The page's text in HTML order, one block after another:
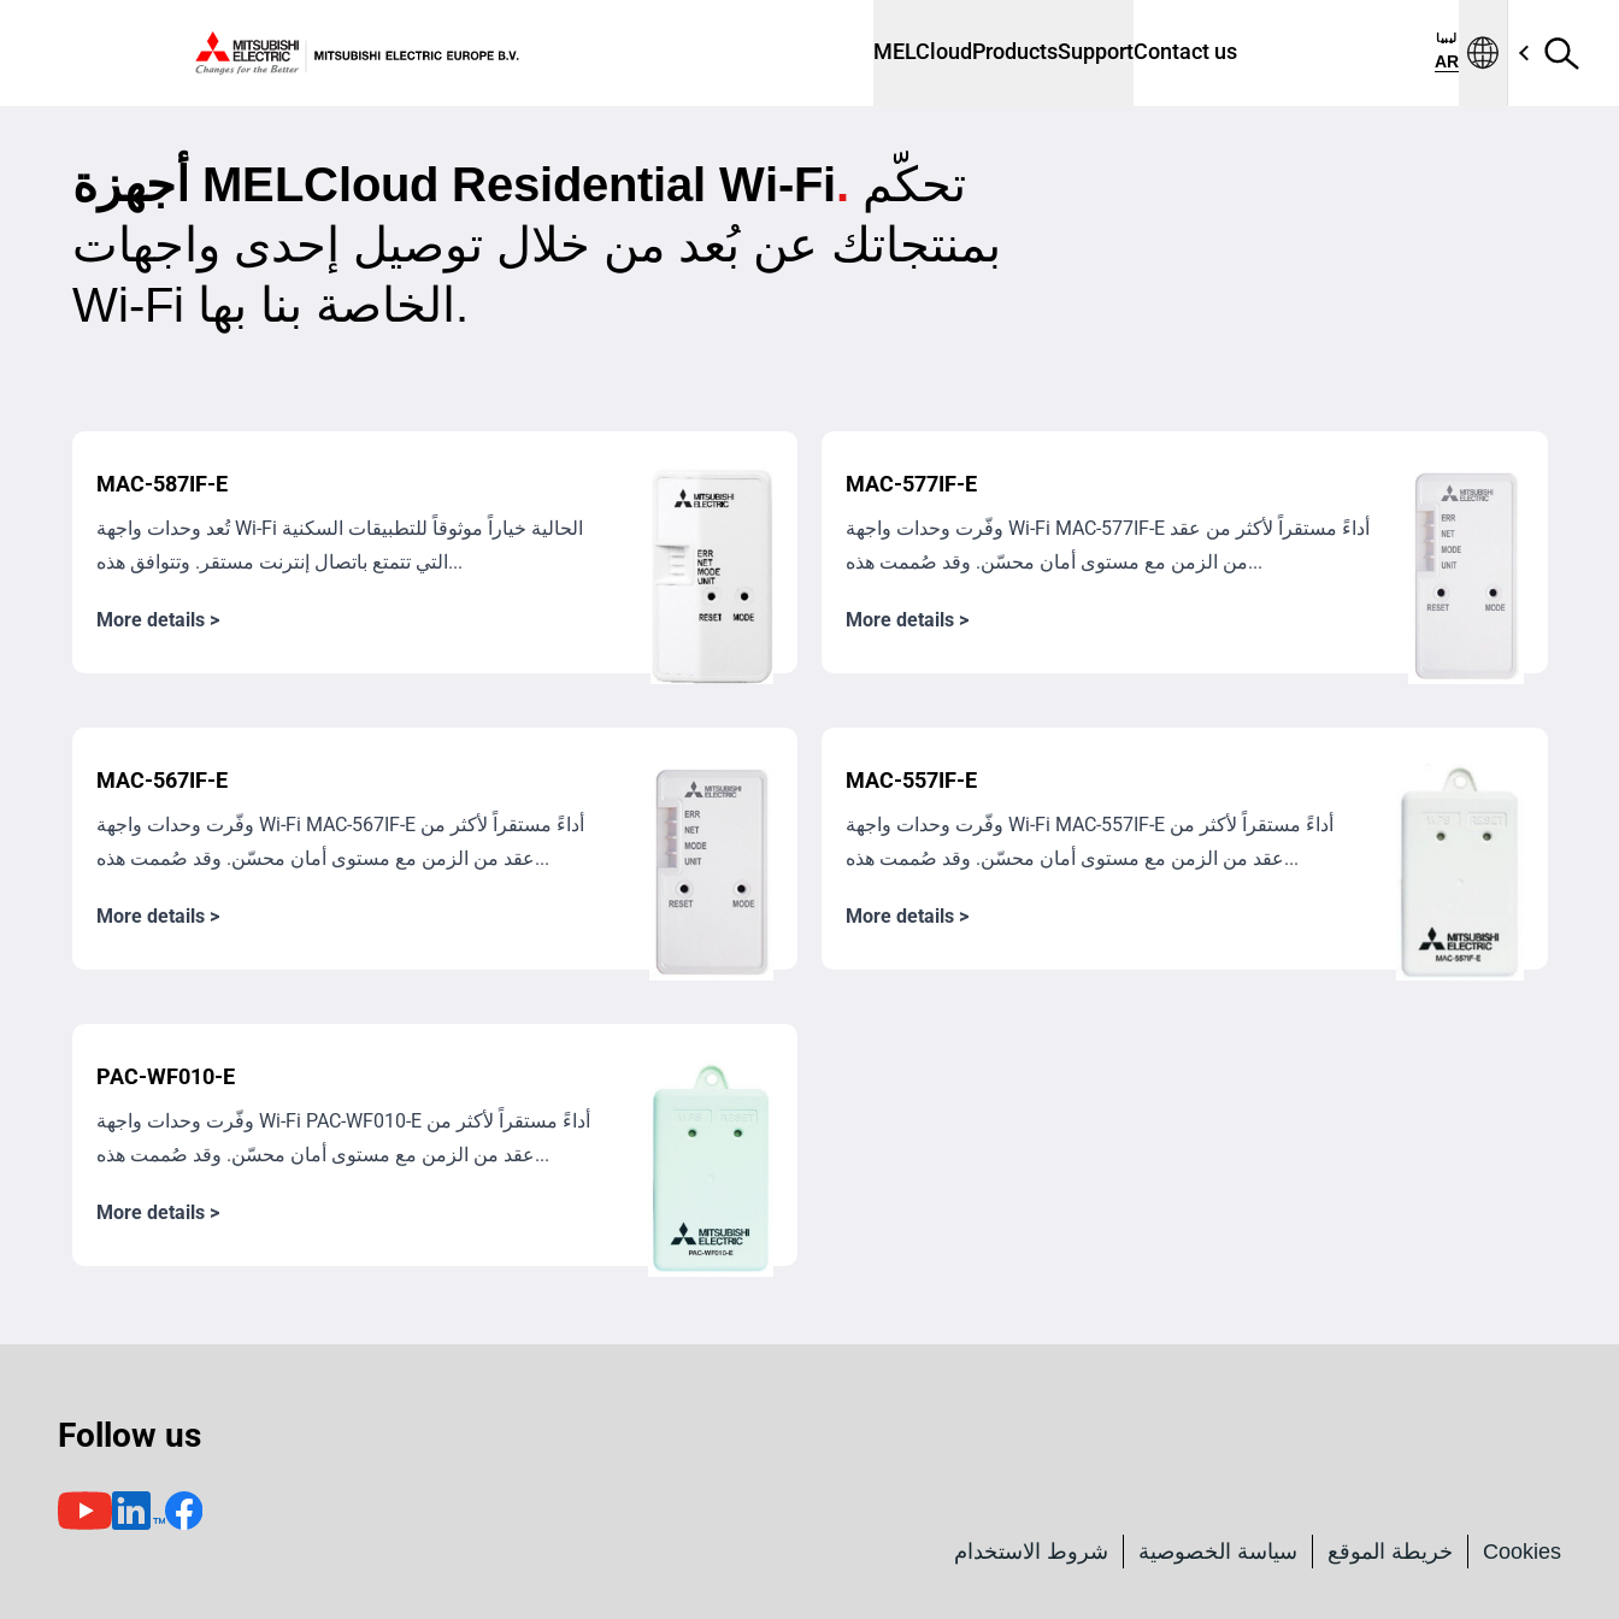
MELCloudProductsSupportContact us
ليبيا
AR
أجهزة MELCloud Residential Wi-Fi. تحكّم
بمنتجاتك عن بُعد من خلال توصيل إحدى واجهات
Wi-Fi الخاصة بنا بها.
MAC-587IF-E
تُعد وحدات واجهة Wi-Fi الحالية خياراً موثوقاً للتطبيقات السكنية
التي تتمتع باتصال إنترنت مستقر. وتتوافق هذه...
More details >
MAC-577IF-E
وفّرت وحدات واجهة Wi-Fi ‏MAC-577IF-E أداءً مستقراً لأكثر من عقد
من الزمن مع مستوى أمان محسّن. وقد صُممت هذه...
More details >
MAC-567IF-E
وفّرت وحدات واجهة Wi-Fi ‏MAC-567IF-E أداءً مستقراً لأكثر من
عقد من الزمن مع مستوى أمان محسّن. وقد صُممت هذه...
More details >
MAC-557IF-E
وفّرت وحدات واجهة Wi-Fi ‏MAC-557IF-E أداءً مستقراً لأكثر من
عقد من الزمن مع مستوى أمان محسّن. وقد صُممت هذه...
More details >
PAC-WF010-E
وفّرت وحدات واجهة Wi-Fi ‏PAC-WF010-E أداءً مستقراً لأكثر من
عقد من الزمن مع مستوى أمان محسّن. وقد صُممت هذه...
More details >
Follow us
شروط الاستخدام سياسة الخصوصية خريطة الموقع Cookies